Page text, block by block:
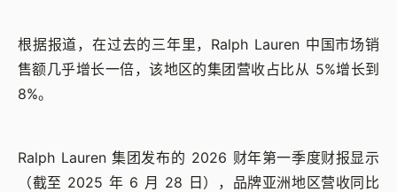
根据报道，在过去的三年里，Ralph Lauren 中国市场销
售额几乎增长一倍，该地区的集团营收占比从 5%增长到
8%。
Ralph Lauren 集团发布的 2026 财年第一季度财报显示
（截至 2025 年 6 月 28 日），品牌亚洲地区营收同比